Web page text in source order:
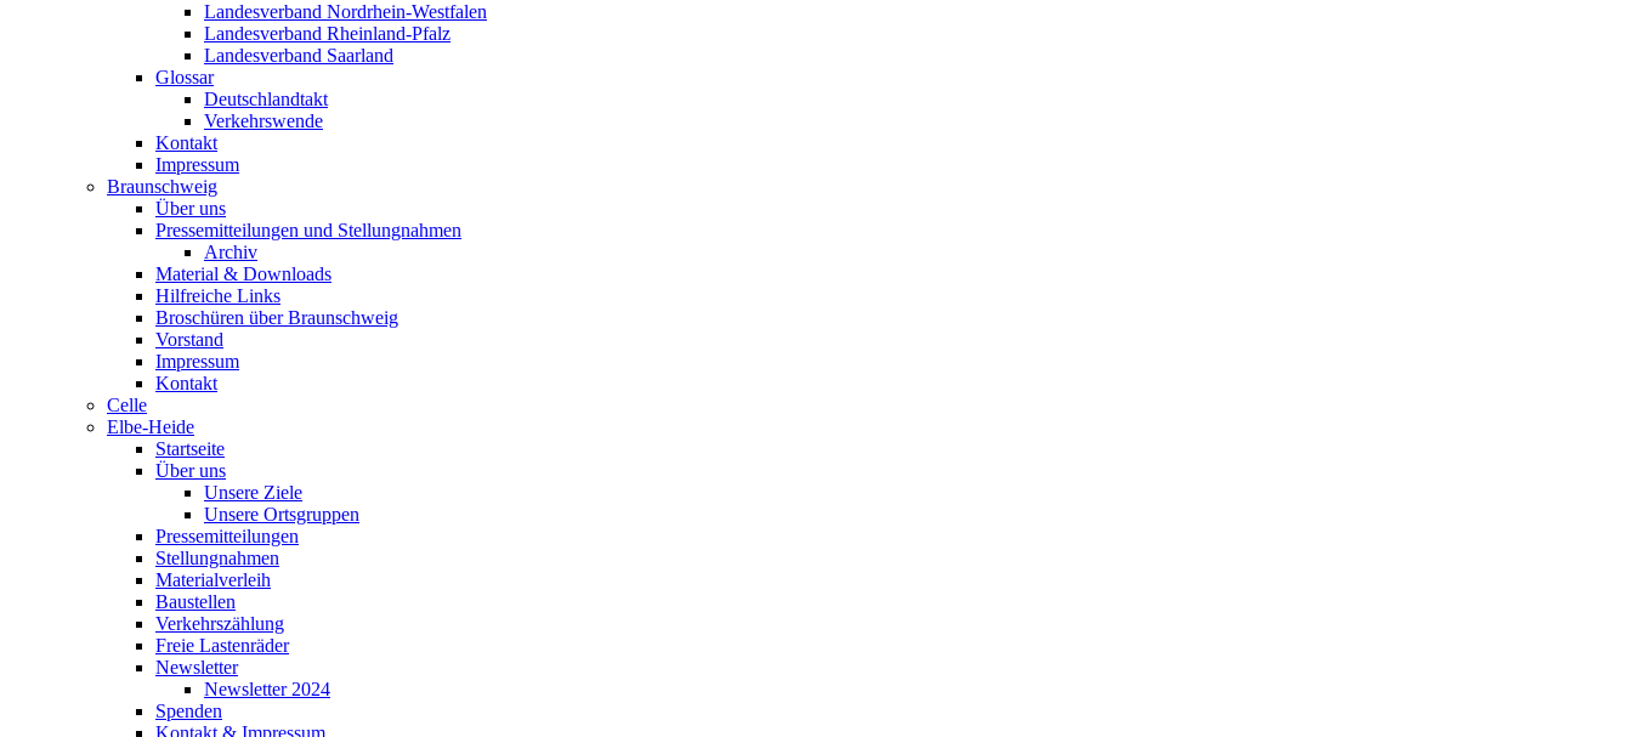
Landesverband Nordrhein-Westfalen
Landesverband Rheinland-Pfalz
Landesverband Saarland
Glossar
Deutschlandtakt
Verkehrswende
Kontakt
Impressum
Braunschweig
Über uns
Pressemitteilungen und Stellungnahmen
Archiv
Material & Downloads
Hilfreiche Links
Broschüren über Braunschweig
Vorstand
Impressum
Kontakt
Celle
Elbe-Heide
Startseite
Über uns
Unsere Ziele
Unsere Ortsgruppen
Pressemitteilungen
Stellungnahmen
Materialverleih
Baustellen
Verkehrszählung
Freie Lastenräder
Newsletter
Newsletter 2024
Spenden
Kontakt & Impressum